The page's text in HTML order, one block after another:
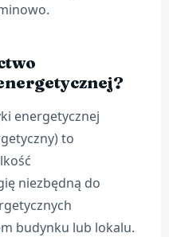
energetycznej
to
niezbędną do
budynku lub lokalu.